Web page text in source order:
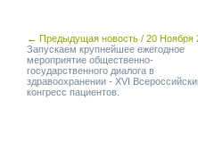
← Предыдущая новость / 20 Ноября
Запускаем крупнейшее ежегодное
мероприятие общественно-
государственного диалога в
здравоохранении - XVI
конгресс пациентов.